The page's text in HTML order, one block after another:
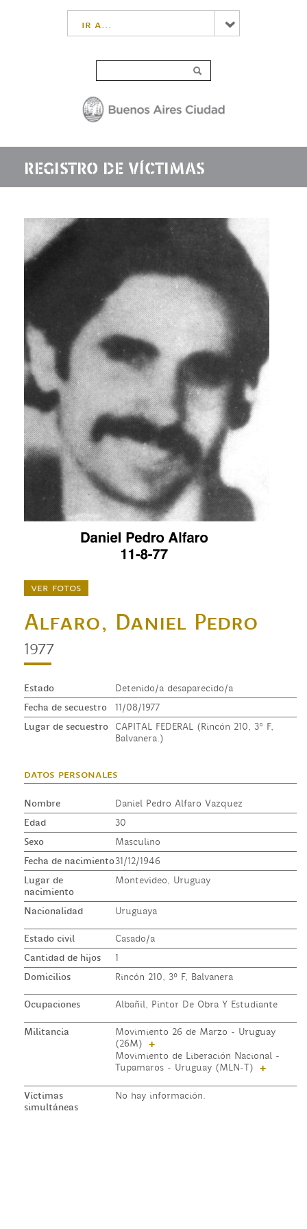
ir a...
REGISTRO DE VÍCTIMAS
ver fotos
Alfaro, Daniel Pedro
1977
Estado
Detenido/a desaparecido/a
Fecha de secuestro
11/08/1977
Lugar de secuestro
CAPITAL FEDERAL (Rincón 210, 3° F,
Balvanera.)
datos personales
Nombre
Daniel Pedro Alfaro Vazquez
Edad
30
Sexo
Masculino
Fecha de nacimiento31/12/1946
Lugar de
nacimiento
Montevideo, Uruguay
Nacionalidad Uruguaya
Estado civil
Casado/a
Cantidad de hijos
1
Domicilios
Rincón 210, 3º F, Balvanera
Ocupaciones Albañil, Pintor De Obra Y Estudiante
Militancia
Movimiento 26 de Marzo - Uruguay
(26M)
+
Movimiento de Liberación Nacional -
Tupamaros - Uruguay (MLN-T)
+
Víctimas
simultáneas
No hay información.